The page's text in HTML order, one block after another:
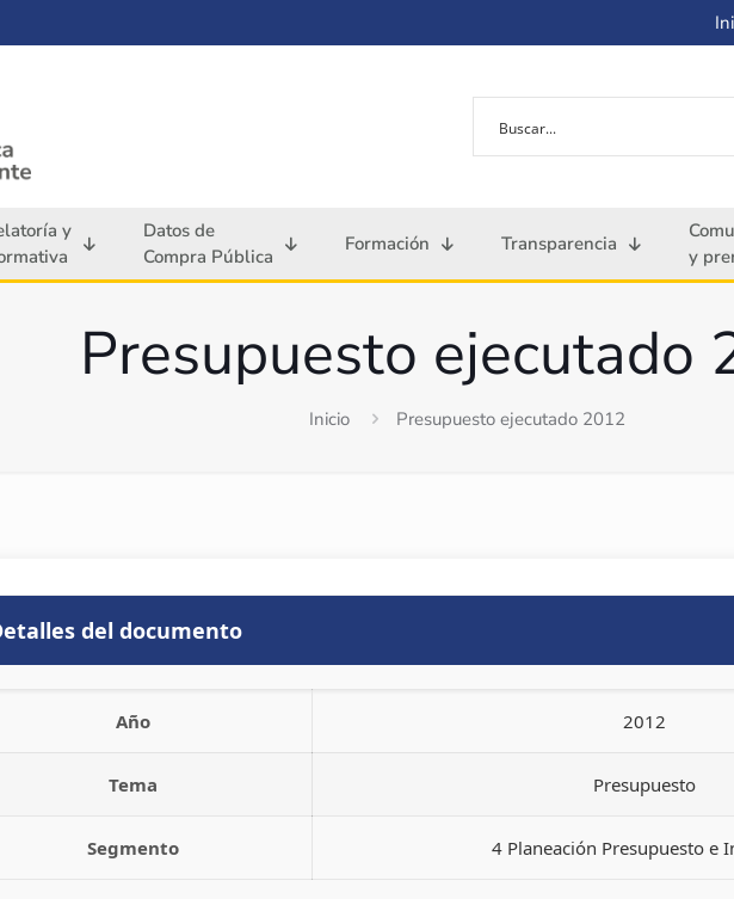
y
Datos de
Compra Pública
Formación Transparencia
y
Presupuesto ejecutado
Inicio Presupuesto ejecutado 2012
del documento
Año 2012
Tema Presupuesto
Segmento 4 Planeación Presupuesto e